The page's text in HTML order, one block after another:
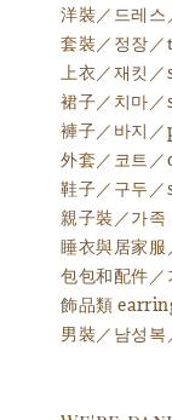
洋裝／드레
套裝／정장
上衣／재킷
裙子／치마
褲子／바지
外套／코트／
鞋子／구두／
親子裝／가
睡衣與居家
包包和配件
飾品類
男裝／남성